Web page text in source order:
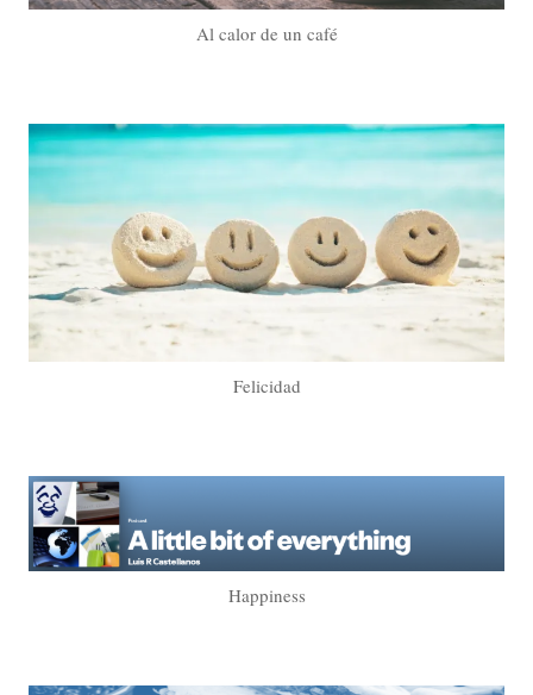
Al calor de un café
Felicidad
Happiness